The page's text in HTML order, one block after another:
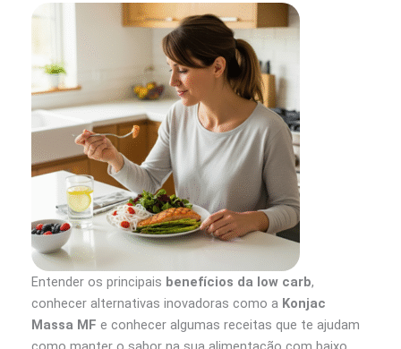
Entender os principais benefícios da low carb,
conhecer alternativas inovadoras como a Konjac
Massa MF e conhecer algumas receitas que te ajudam